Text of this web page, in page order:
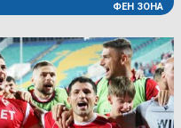
ФЕН ЗОНА